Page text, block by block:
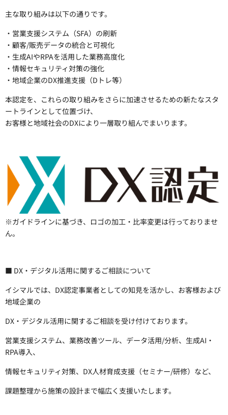
主な取り組みは以下の通りです。
・営業支援システム（SFA）の刷新
・顧客/販売データの統合と可視化
・生成AIやRPAを活用した業務高度化
・情報セキュリティ対策の強化
・地域企業のDX推進支援（Dトレ等）
本認定を、これらの取り組みをさらに加速させるための新たなスタ
ートラインとして位置づけ、
お客様と地域社会のDXにより一層取り組んでまいります。
※ガイドラインに基づき、ロゴの加工・比率変更は行っておりませ
ん。
■ DX・デジタル活用に関するご相談について
イシマルでは、DX認定事業者としての知見を活かし、お客様および
地域企業の
DX・デジタル活用に関するご相談を受け付けております。
営業支援システム、業務改善ツール、データ活用/分析、生成AI・
RPA導入、
情報セキュリティ対策、DX人材育成支援（セミナー/研修）など、
課題整理から施策の設計まで幅広く支援いたします。